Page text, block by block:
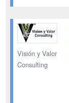
Visión y Valor
Consulting